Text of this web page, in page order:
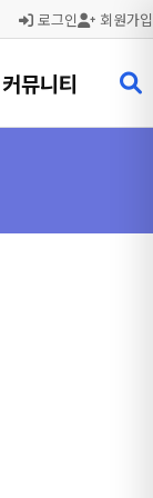
로그인 회원가입
커뮤니티